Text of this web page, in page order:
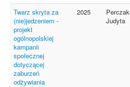
Twarz skryta za
(nie)jedzeniem -
projekt
ogólnopolskiej
kampanii
społecznej
dotyczącej
zaburzeń
odżywiania
2025
Perczak
Judyta